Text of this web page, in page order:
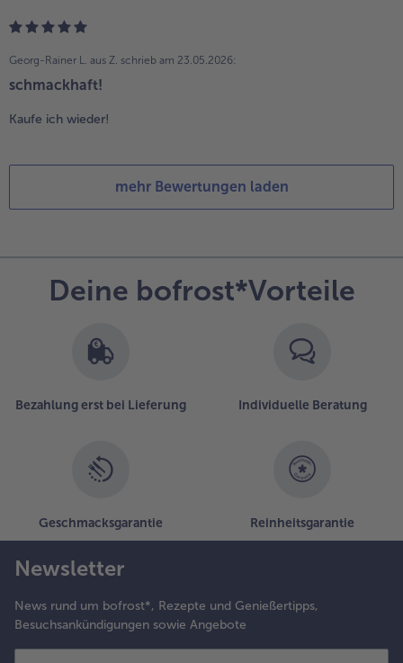
Georg-Rainer L. aus Z. schrieb am 23.05.2026:
schmackhaft!
Kaufe ich wieder!
mehr Bewertungen laden
Deine bofrost*Vorteile
Bezahlung erst bei Lieferung Individuelle Beratung
Geschmacksgarantie Reinheitsgarantie
Newsletter
News rund um bofrost*, Rezepte und Genießertipps,
Besuchsankündigungen sowie Angebote